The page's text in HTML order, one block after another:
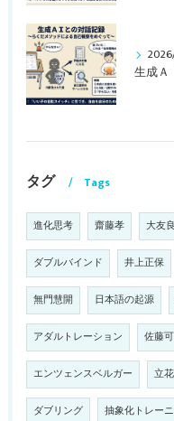
タグ Tags
進化思考 齋藤孝 大友
ダブルバインド 井上正保
無門慧開 日本語の起源
アダルトレーション 佐藤
エンツェンスベルガー 立
ダブリング 抽象化トレー